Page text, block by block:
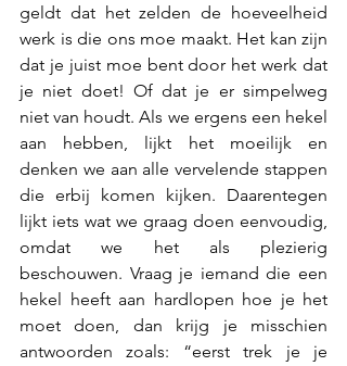
geldt dat het zelden de hoeveelheid
werk is die ons moe maakt. Het kan zijn
dat je juist moe bent door het werk dat
je niet doet! Of dat je er simpelweg
niet van houdt. Als we ergens een hekel
aan hebben, lijkt het moeilijk en
denken we aan alle vervelende stappen
die erbij komen kijken. Daarentegen
lijkt iets wat we graag doen eenvoudig,
omdat we het als plezierig
beschouwen. Vraag je iemand die een
hekel heeft aan hardlopen hoe je het
moet doen, dan krijg je misschien
antwoorden zoals: “eerst trek je je